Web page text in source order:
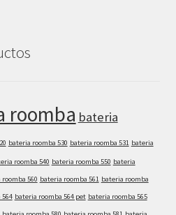
roomba bateria
bateria roomba 530 bateria roomba 531 bateria
roomba 540 bateria roomba 550 bateria
560 bateria roomba 561 bateria roomba
bateria roomba 564 pet bateria roomba 565